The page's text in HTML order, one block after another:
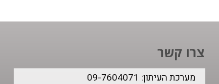
צרו קשר
מערכת העיתון: 09-7604071